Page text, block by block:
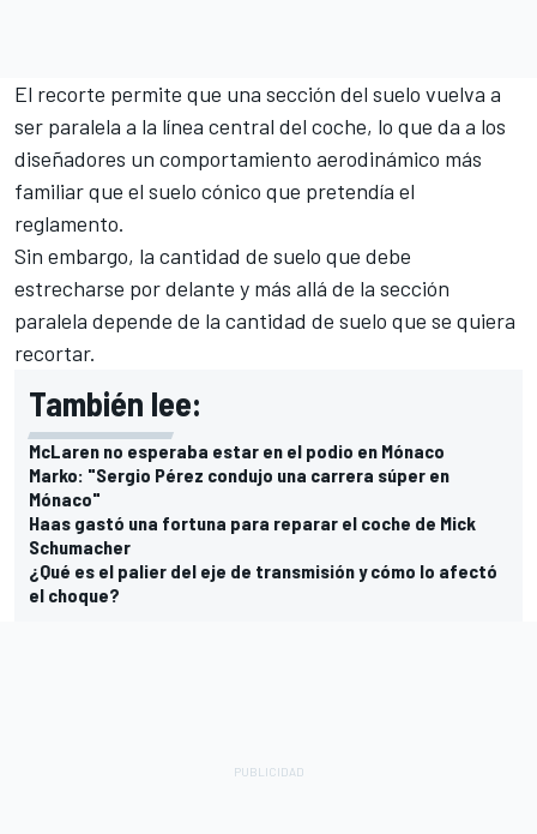
El recorte permite que una sección del suelo vuelva a
ser paralela a la línea central del coche, lo que da a los
diseñadores un comportamiento aerodinámico más
familiar que el suelo cónico que pretendía el
reglamento.
Sin embargo, la cantidad de suelo que debe
estrecharse por delante y más allá de la sección
paralela depende de la cantidad de suelo que se quiera
recortar.
También lee:
McLaren no esperaba estar en el podio en Mónaco
Marko: "Sergio Pérez condujo una carrera súper en
Mónaco"
Haas gastó una fortuna para reparar el coche de Mick
Schumacher
¿Qué es el palier del eje de transmisión y cómo lo afectó
el choque?